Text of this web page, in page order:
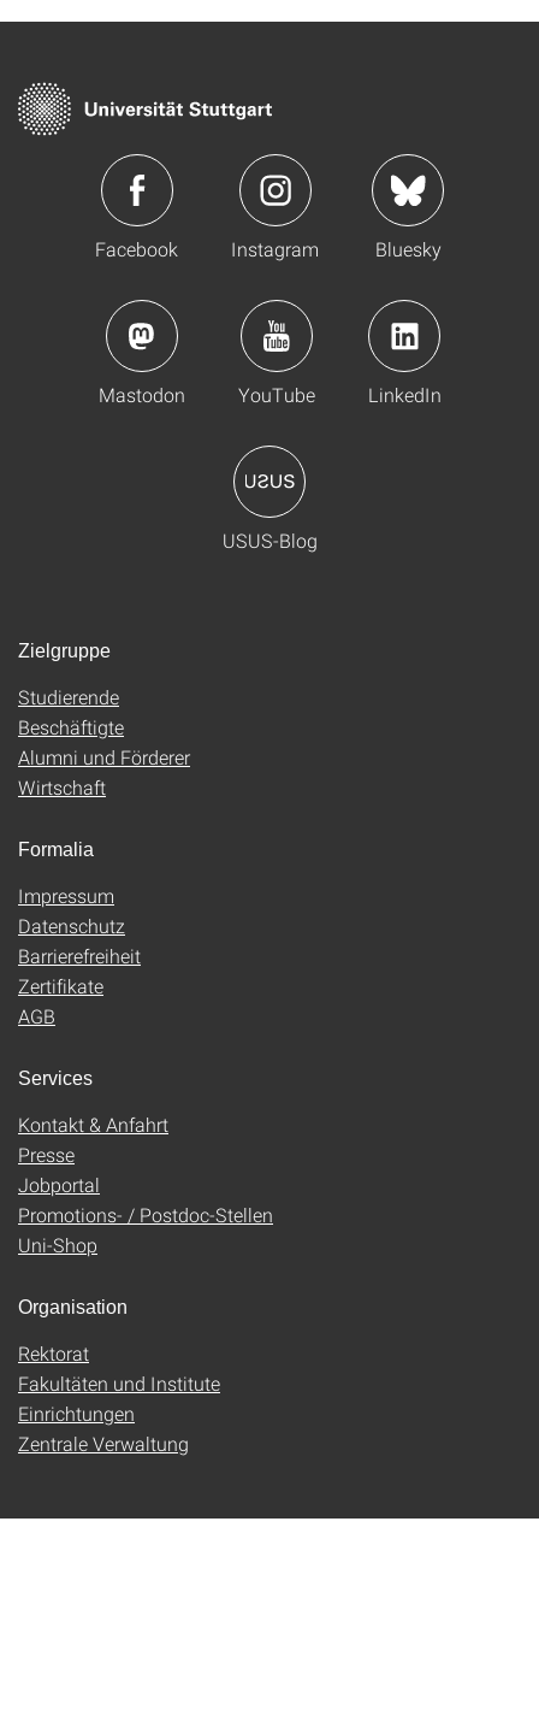
Facebook Instagram Bluesky
Mastodon YouTube LinkedIn
USUS-Blog
Zielgruppe
Studierende
Beschäftigte
Alumni und Förderer
Wirtschaft
Formalia
Impressum
Datenschutz
Barrierefreiheit
Zertifikate
AGB
Services
Kontakt & Anfahrt
Presse
Jobportal
Promotions- / Postdoc-Stellen
Uni-Shop
Organisation
Rektorat
Fakultäten und Institute
Einrichtungen
Zentrale Verwaltung